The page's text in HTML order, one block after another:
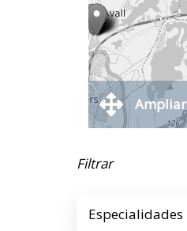
Ampliar
Filtrar
Especialidades